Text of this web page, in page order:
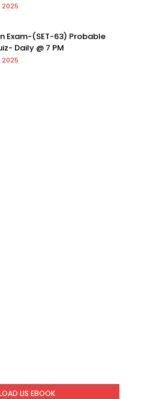
2025
Exam-(SET-63) Probable
Daily @ 7 PM
2025
LIS EBOOK